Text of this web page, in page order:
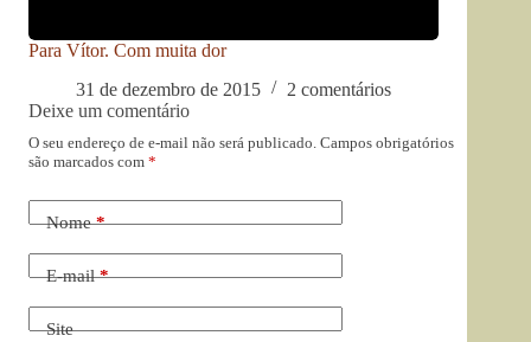
Para Vítor. Com muita dor
31 de dezembro de 2015
2 comentários
Deixe um comentário
O seu endereço de e-mail não será publicado. Campos obrigatórios
são marcados com *
Nome*
E-mail*
Site